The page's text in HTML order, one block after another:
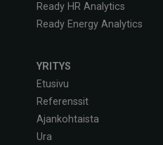
Ready HR Analytics
Ready Energy Analytics
YRITYS
Etusivu
Referenssit
Ajankohtaista
Ura